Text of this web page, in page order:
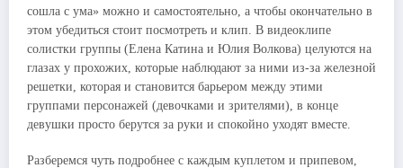
сошла с ума» можно и самостоятельно, а чтобы окончательно в
этом убедиться стоит посмотреть и клип. В видеоклипе
солистки группы (Елена Катина и Юлия Волкова) целуются на
глазах у прохожих, которые наблюдают за ними из-за железной
решетки, которая и становится барьером между этими
группами персонажей (девочками и зрителями), в конце
девушки просто берутся за руки и спокойно уходят вместе.
Разберемся чуть подробнее с каждым куплетом и припевом,